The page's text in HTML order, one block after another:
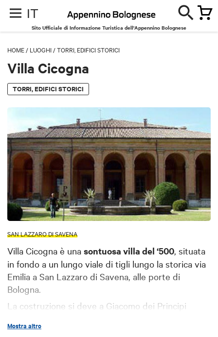
IT
Sito Ufficiale di Informazione Turistica dell'Appennino Bolognese
HOME / LUOGHI /TORRI, EDIFICI STORICI
Villa Cicogna
TORRI, EDIFICI STORICI
SAN LAZZARO DI SAVENA
Villa Cicogna è una sontuosa villa del ‘500 , situata
in fondo a un lungo viale di tigli lungo la storica via
Emilia a San Lazzaro di Savena, alle porte di
Bologna.
La costruzione si deve a Giacomo dei Principi
papa nel 1572 con il nome di Gregorio XIII. Il
Mostra altro